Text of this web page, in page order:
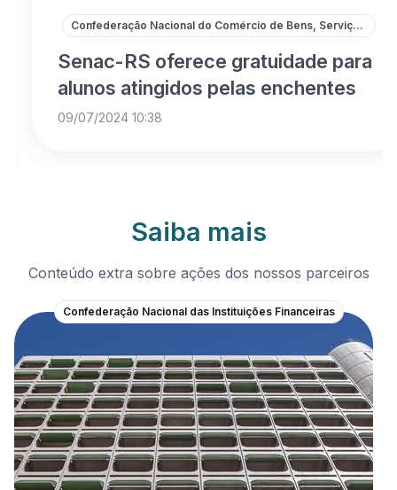
Confederação Nacional do Comércio de Bens, Serviços e Turismo
Senac-RS oferece gratuidade para
alunos atingidos pelas enchentes
09/07/2024 10:38
Saiba mais
Conteúdo extra sobre ações dos nossos parceiros
Confederação Nacional das Instituições Financeiras